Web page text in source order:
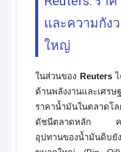
และความกัง
ใหญ่
ในส่วนของ Reutersไ
ด้านพลังงานและเศร
ราคาน้ำมันในตลาดโ
ดัชนีตลาดหลัก ควา
อุปทานของน้ำมันดิบยั